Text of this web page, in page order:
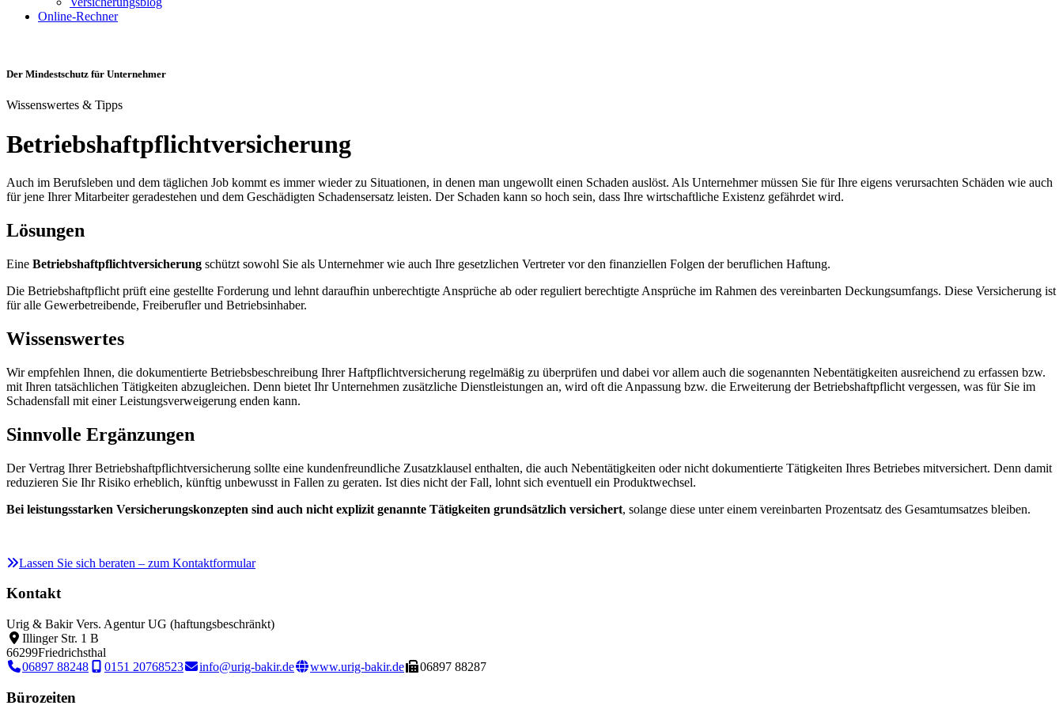
Online-Rechner
Der Mindestschutz für Unternehmer
Wissenswertes & Tipps
Betriebshaftpflichtversicherung
Auch im Berufsleben und dem täglichen Job kommt es immer wieder zu Situationen, in denen man ungewollt einen Schaden auslöst. Als Unternehmer müssen Sie für Ihre eigens verursachten Schäden wie auch
für jene Ihrer Mitarbeiter geradestehen und dem Geschädigten Schadensersatz leisten. Der Schaden kann so hoch sein, dass Ihre wirtschaftliche Existenz gefährdet wird.
Lösungen
Eine Betriebshaftpflichtversicherung schützt sowohl Sie als Unternehmer wie auch Ihre gesetzlichen Vertreter vor den finanziellen Folgen der beruflichen Haftung.
Die Betriebshaftpflicht prüft eine gestellte Forderung und lehnt daraufhin unberechtigte Ansprüche ab oder reguliert berechtigte Ansprüche im Rahmen des vereinbarten Deckungsumfangs. Diese Versicherung ist
für alle Gewerbetreibende, Freiberufler und Betriebsinhaber.
Wissenswertes
Wir empfehlen Ihnen, die dokumentierte Betriebsbeschreibung Ihrer Haftpflichtversicherung regelmäßig zu überprüfen und dabei vor allem auch die sogenannten Nebentätigkeiten ausreichend zu erfassen bzw.
mit Ihren tatsächlichen Tätigkeiten abzugleichen. Denn bietet Ihr Unternehmen zusätzliche Dienstleistungen an, wird oft die Anpassung bzw. die Erweiterung der Betriebshaftpflicht vergessen, was für Sie im
Schadensfall mit einer Leistungsverweigerung enden kann.
Sinnvolle Ergänzungen
Der Vertrag Ihrer Betriebshaftpflichtversicherung sollte eine kundenfreundliche Zusatzklausel enthalten, die auch Nebentätigkeiten oder nicht dokumentierte Tätigkeiten Ihres Betriebes mitversichert. Denn damit
reduzieren Sie Ihr Risiko erheblich, künftig unbewusst in Fallen zu geraten. Ist dies nicht der Fall, lohnt sich eventuell ein Produktwechsel.
Bei leistungsstarken Versicherungskonzepten sind auch nicht explizit genannte Tätigkeiten grundsätzlich versichert, solange diese unter einem vereinbarten Prozentsatz des Gesamtumsatzes bleiben.
Lassen Sie sich beraten – zum Kontaktformular
Kontakt
Urig & Bakir Vers. Agentur UG (haftungsbeschränkt)
Illinger Str. 1 B
66299Friedrichsthal
06897 88248
0151 20768523 info@urig-bakir.de www.urig-bakir.de 06897 88287
Bürozeiten